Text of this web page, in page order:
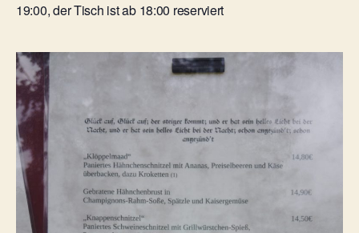
19:00, der Tisch ist ab 18:00 reserviert